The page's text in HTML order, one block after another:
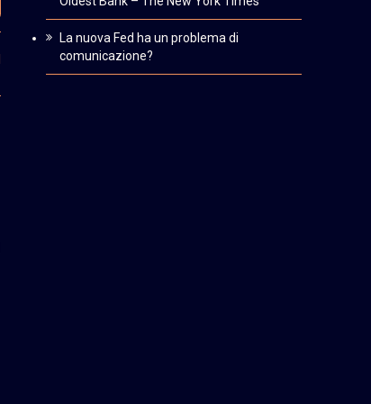
La nuova Fed ha un problema di
comunicazione?